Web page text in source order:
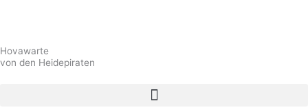
Hovawarte
von den Heidepiraten